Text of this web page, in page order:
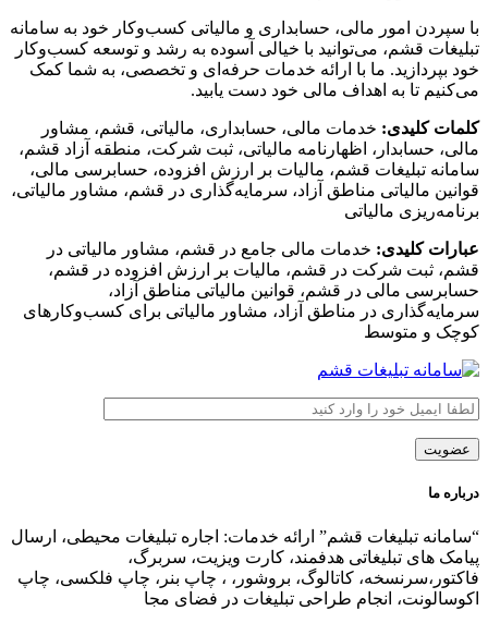
با سپردن امور مالی، حسابداری و مالیاتی کسب‌وکار خود به سامانه
تبلیغات قشم، می‌توانید با خیالی آسوده به رشد و توسعه کسب‌وکار
خود بپردازید. ما با ارائه خدمات حرفه‌ای و تخصصی، به شما کمک
می‌کنیم تا به اهداف مالی خود دست یابید.
کلمات کلیدی: خدمات مالی، حسابداری، مالیاتی، قشم، مشاور
مالی، حسابدار، اظهارنامه مالیاتی، ثبت شرکت، منطقه آزاد قشم،
سامانه تبلیغات قشم، مالیات بر ارزش افزوده، حسابرسی مالی،
قوانین مالیاتی مناطق آزاد، سرمایه‌گذاری در قشم، مشاور مالیاتی،
برنامه‌ریزی مالیاتی
عبارات کلیدی: خدمات مالی جامع در قشم، مشاور مالیاتی در
قشم، ثبت شرکت در قشم، مالیات بر ارزش افزوده در قشم،
حسابرسی مالی در قشم، قوانین مالیاتی مناطق آزاد،
سرمایه‌گذاری در مناطق آزاد، مشاور مالیاتی برای کسب‌وکارهای
کوچک و متوسط
درباره ما
“سامانه تبلیغات قشم” ارائه خدمات: اجاره تبلیغات محیطی، ارسال
پیامک های تبلیغاتی هدفمند، کارت ویزیت، سربرگ،
فاکتور،سرنسخه، کاتالوگ، بروشور، ، چاپ بنر، چاپ فلکسی، چاپ
اکوسالونت، انجام طراحی تبلیغات در فضای مجا